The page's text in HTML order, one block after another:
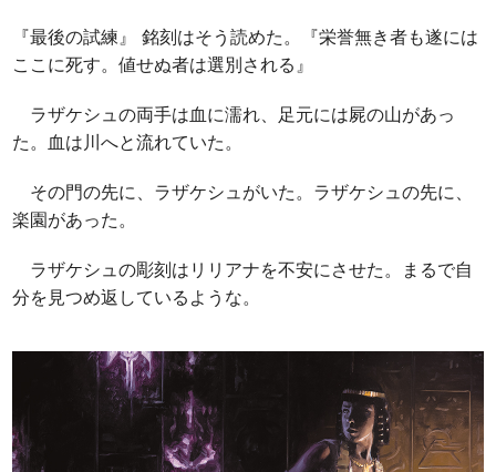
『最後の試練』 銘刻はそう読めた。『栄誉無き者も遂には
ここに死す。値せぬ者は選別される』
ラザケシュの両手は血に濡れ、足元には屍の山があっ
た。血は川へと流れていた。
その門の先に、ラザケシュがいた。ラザケシュの先に、
楽園があった。
ラザケシュの彫刻はリリアナを不安にさせた。まるで自
分を見つめ返しているような。